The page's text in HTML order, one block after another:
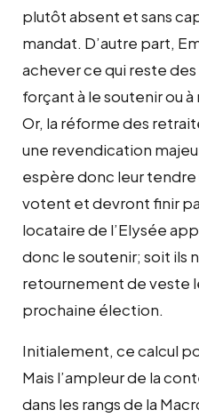
plutôt absent et sans
mandat. D’autre part,
achever ce qui reste
forçant à le soutenir ou
Or, la réforme des
une revendication
espère donc leur tendre
votent et devront finir
locataire de l’Elysée
donc le soutenir; soit ils
retournement de veste
prochaine élection.
Initialement, ce calcul
Mais l’ampleur de la
dans les rangs de la